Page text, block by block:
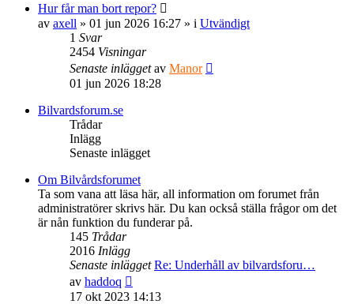
Hur får man bort repor?
av axell » 01 jun 2026 16:27 » i Utvändigt
1 Svar
2454 Visningar
Senaste inläggetav Manor
01 jun 2026 18:28
Bilvardsforum.se
Trådar
Inlägg
Senaste inlägget
Om Bilvårdsforumet
Ta som vana att läsa här, all information om forumet från
administratörer skrivs här. Du kan också ställa frågor om det
är nån funktion du funderar på.
145 Trådar
2016 Inlägg
Senaste inlägget Re: Underhåll av bilvardsforu…
av haddoq
till
17 okt 2023 14:13